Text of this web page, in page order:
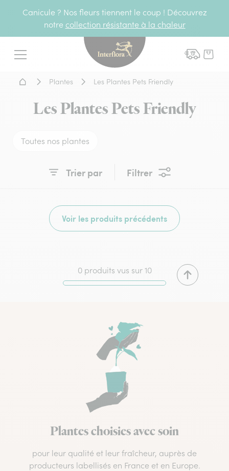
Canicule ? Nos fleurs tiennent le coup ! Découvrez
notre collection résistante à la chaleur
Menu
Interflora - livraison
Accueil - Livraison fleurs
Plantes Les Plantes Pets Friendly
Les Plantes Pets Friendly
Toutes nos plantes
Trier par Filtrer
Voir les produits précédents
0 produits vus sur 10
Plantes choisies avec soin
pour leur qualité et leur fraîcheur, auprès de
producteurs labellisés en France et en Europe.